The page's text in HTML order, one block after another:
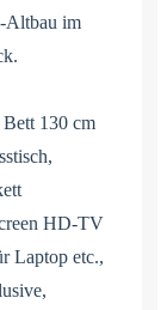
Altbau im
130 cm
HD-TV
Laptop etc.,